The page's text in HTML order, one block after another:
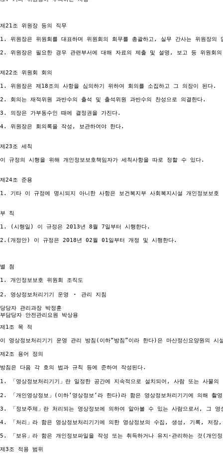
제21조 위원장 등의 직무
1. 위원장은 위원회를 대표하며 위원회의 회무를 총괄하고, 실무 간사는 위원장의
2. 위원장은 필요한 경우 관련부서에 대해 자료의 제출 및 설명, 보고 등 위원회
제22조 위원회 회의
1. 위원장은 제18조의 사항을 심의하기 위하여 회의를 소집하고 그 의장이 된다.
2. 회의는 재적위원 과반수의 출석 및 출석위원 과반수의 찬성으로 의결한다.
3. 의장은 가부동수인 때에 결정권을 가진다.
4. 위원장은 회의록을 작성, 보관하여야 한다.
제23조 세칙
이 규정의 시행을 위해 개인정보보호책임자가 세칙사항을 따로 정할 수 있다.
제24조 준용
1. 기타 이 규정에 명시되지 아니한 사항은 보건복지부 사회복지시설 개인정보보
부 칙
1. (시행일) 이 규정은 2013년 8월 7일부터 시행한다.
2.(개정안) 이 규정은 2018년 02월 01일부터 개정 및 시행한다.
별 첨
1. 개인정보보호 위원회 조직도
2. 영상정보처리기기 운영 ‧ 관리 지침
당당자 관리과장 박정훈
제1조 목 적
이 영상정보처리기기 운영 관리 방침(이하“방침”이라 한다)은 마산정신요양원의
제2조 용어 정의
방침은 다음 각 호의 법과 규칙 등에 준하여 작성된다.
1. 「영상정보처리기기」란 일정한 공간에 지속적으로 설치되어, 사람 또는 사물
2. 「개인영상정보」(이하‘영상정보‘라 한다)라 함은 영상정보처리기기에 의해
3. 「정보주체」란 처리되는 영상정보에 의하여 알아볼 수 있는 사람으로서, 그
4. 「처리」라 함은 영상정보처리기기에 의한 영상정보의 수집, 생성, 기록,
5. 「보유」라 함은 개인정보파일을 작성 또는 취득하거나 유지·관리하는 것(개
제3조 적용 범위